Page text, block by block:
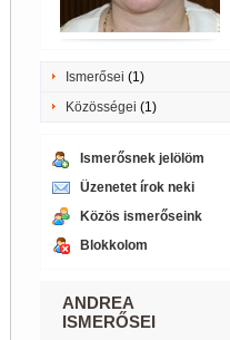
Ismerősei (1)
Közösségei (1)
Ismerősnek jelölöm
Üzenetet írok neki
Közös ismerőseink
Blokkolom
ANDREA
ISMERŐSEI